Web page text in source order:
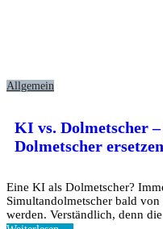
Allgemein
KI vs. Dolmetscher
Dolmetscher
Eine KI als Dolmetscher?
Simultandolmetscher bald
werden. Verständlich, denn